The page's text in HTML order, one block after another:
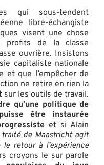
qui sous-tendent
libre-échangiste
visent une chose
profits de la classe
ouvrière. Insistons
capitaliste nationale
et que l’empêcher de
ne retire en rien la
sur les outils de travail.
qu’une politique de
être instaurée
et si Alain
traité de Maastricht agit
retour à l’expérience
croyons le sur parole